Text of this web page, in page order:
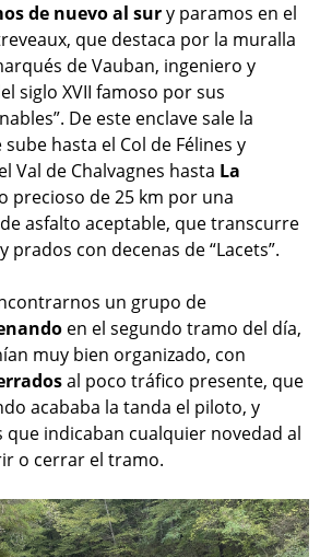
de nuevo al sury paramos en el
que destaca por la muralla
de Vauban, ingeniero y
siglo XVII famoso por sus
De este enclave sale la
hasta el Col de Félines y
Val de Chalvagnes hasta La
precioso de 25 km por una
asfalto aceptable, que transcurre
con decenas de “Lacets”.
un grupo de
en el segundo tramo del día,
muy bien organizado, con
al poco tráfico presente, que
acababa la tanda el piloto, y
que indicaban cualquier novedad al
o cerrar el tramo.